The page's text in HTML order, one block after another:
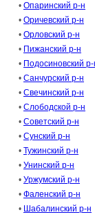
• Опаринский р-н
• Оричевский р-н
• Орловский р-н
• Пижанский р-н
• Подосиновский р-
• Санчурский р-н
• Свечинский р-н
• Слободской р-н
• Советский р-н
• Сунский р-н
• Тужинский р-н
• Унинский р-н
• Уржумский р-н
• Фаленский р-н
• Шабалинский р-н